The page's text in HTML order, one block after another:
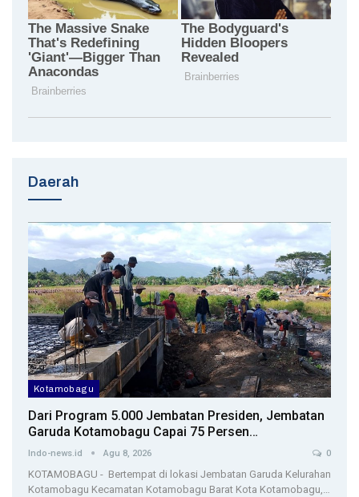
Daerah
Kotamobagu
Dari Program 5.000 Jembatan Presiden, Jembatan
Garuda Kotamobagu Capai 75 Persen…
Indo-news.id Agu 8, 2026 0
KOTAMOBAGU - Bertempat di lokasi Jembatan Garuda Kelurahan
Kotamobagu Kecamatan Kotamobagu Barat Kota Kotamobagu,…